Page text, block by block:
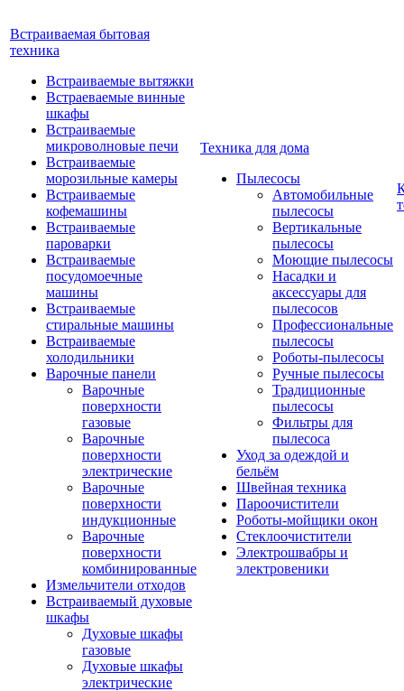
Встраиваемая бытовая
техника
Встраиваемые вытяжки
Встраеваемые винные
шкафы
Встраиваемые
микроволновые печи
Встраиваемые
морозильные камеры
Встраиваемые
кофемашины
Встраиваемые
пароварки
Встраиваемые
посудомоечные
машины
Встраиваемые
стиральные машины
Встраиваемые
холодильники
Варочные панели
Варочные
поверхности
газовые
Варочные
поверхности
электрические
Варочные
поверхности
индукционные
Варочные
поверхности
комбинированные
Измельчители отходов
Встраиваемый духовые
шкафы
Духовые шкафы
газовые
Духовые шкафы
электрические
Техника для дома
Пылесосы
Автомобильные
пылесосы
Вертикальные
пылесосы
Моющие пылесосы
Насадки и
аксессуары для
пылесосов
Профессиональные
пылесосы
Роботы-пылесосы
Ручные пылесосы
Традиционные
пылесосы
Фильтры для
пылесоса
Уход за одеждой и
бельём
Швейная техника
Пароочистители
Роботы-мойщики окон
Стеклоочистители
Электрошвабры и
электровеники